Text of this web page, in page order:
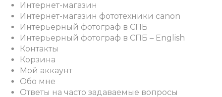
Интернет-магазин
Интернет-магазин фототехники canon
Интерьерный фотограф в СПБ
Интерьерный фотограф в СПБ – English
Контакты
Корзина
Мой аккаунт
Обо мне
Ответы на часто задаваемые вопросы